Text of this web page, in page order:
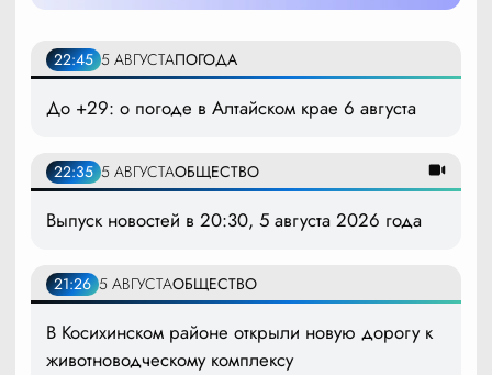
22:45 5 АВГУСТАПОГОДА
До +29: о погоде в Алтайском крае 6 августа
22:35 5 АВГУСТАОБЩЕСТВО
Выпуск новостей в 20:30, 5 августа 2026 года
21:26 5 АВГУСТАОБЩЕСТВО
В Косихинском районе открыли новую дорогу к
животноводческому комплексу